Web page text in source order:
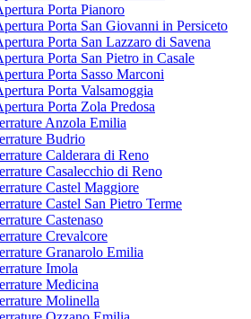
Porta Pianoro
Porta San Giovanni in Persiceto
Porta San Lazzaro di Savena
Porta San Pietro in Casale
Porta Sasso Marconi
Porta Valsamoggia
Porta Zola Predosa
Anzola Emilia
Budrio
Calderara di Reno
Casalecchio di Reno
Castel Maggiore
Castel San Pietro Terme
Castenaso
Crevalcore
Granarolo Emilia
Imola
Medicina
Molinella